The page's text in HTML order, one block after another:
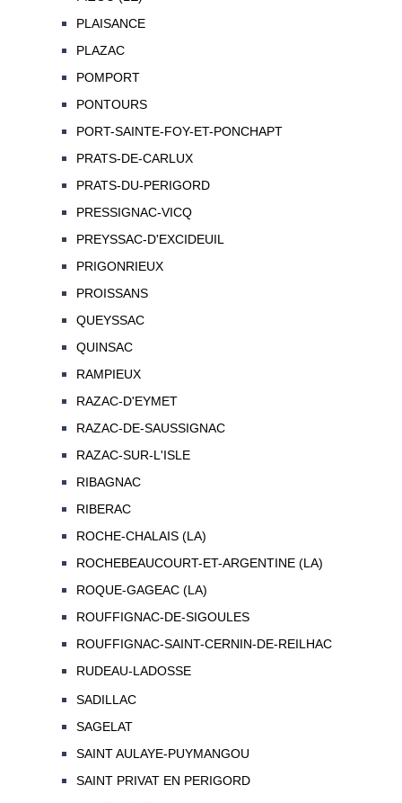
PLAISANCE
PLAZAC
POMPORT
PONTOURS
PORT-SAINTE-FOY-ET-PONCHAPT
PRATS-DE-CARLUX
PRATS-DU-PERIGORD
PRESSIGNAC-VICQ
PREYSSAC-D'EXCIDEUIL
PRIGONRIEUX
PROISSANS
QUEYSSAC
QUINSAC
RAMPIEUX
RAZAC-D'EYMET
RAZAC-DE-SAUSSIGNAC
RAZAC-SUR-L'ISLE
RIBAGNAC
RIBERAC
ROCHE-CHALAIS (LA)
ROCHEBEAUCOURT-ET-ARGENTINE (LA)
ROQUE-GAGEAC (LA)
ROUFFIGNAC-DE-SIGOULES
ROUFFIGNAC-SAINT-CERNIN-DE-REILHAC
RUDEAU-LADOSSE
SADILLAC
SAGELAT
SAINT AULAYE-PUYMANGOU
SAINT PRIVAT EN PERIGORD